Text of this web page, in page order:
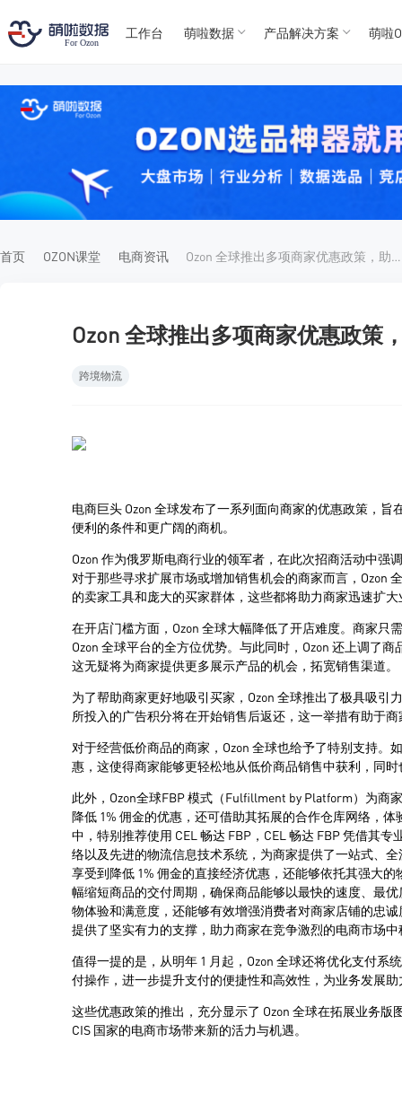
For
For
工作台 萌啦数据 产品解决方案 萌啦
首页 OZON课堂 电商资讯 Ozon 全球推出多项商家优惠政策，助力拓展俄罗斯及 CIS 市场
Ozon 全球推出多项商家优惠政策
跨境物流